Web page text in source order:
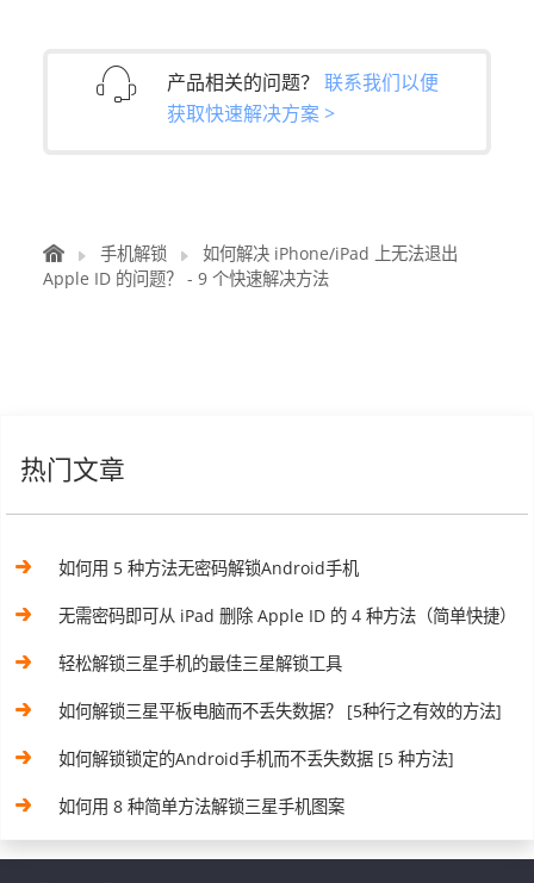
产品相关的问题？ 联系我们以便
获取快速解决方案 >
手机解锁
如何解决 iPhone/iPad 上无法退出
Apple ID 的问题？ - 9 个快速解决方法
热门文章
如何用 5 种方法无密码解锁Android手机
无需密码即可从 iPad 删除 Apple ID 的 4 种方法（简单快捷）
轻松解锁三星手机的最佳三星解锁工具
如何解锁三星平板电脑而不丢失数据？ [5种行之有效的方法]
如何解锁锁定的Android手机而不丢失数据 [5 种方法]
如何用 8 种简单方法解锁三星手机图案